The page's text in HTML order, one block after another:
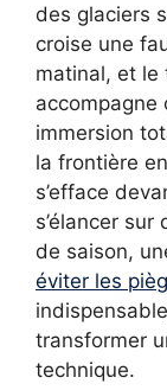
des glaciers
croise une
matinal, et le
accompagne
immersion
la frontière
s’efface
s’élancer
de saison,
éviter les
transformer
technique.